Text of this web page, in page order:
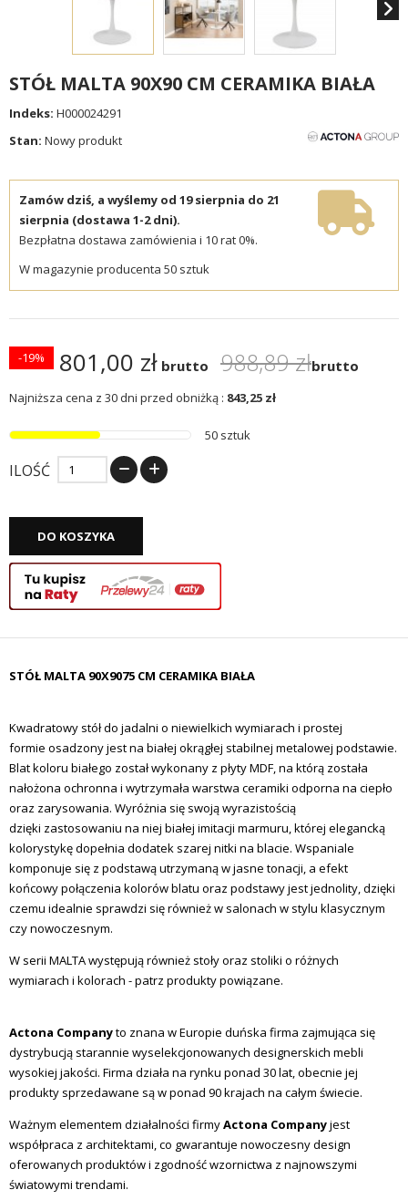
STÓŁ MALTA 90X90 CM CERAMIKA BIAŁA
Indeks: H000024291
Stan: Nowy produkt
Zamów dziś, a wyślemy od 19 sierpnia do 21
sierpnia (dostawa 1-2 dni).
Bezpłatna dostawa zamówienia i 10 rat 0%.
W magazynie producenta 50 sztuk
801,00 zł brutto 988,89 złbrutto
-19%
Najniższa cena z 30 dni przed obniżką : 843,25 zł
50 sztuk
ILOŚĆ
DO KOSZYKA
STÓŁ MALTA 90X9075 CM CERAMIKA BIAŁA
Kwadratowy stół do jadalni o niewielkich wymiarach i prostej
formie osadzony jest na białej okrągłej stabilnej metalowej podstawie.
Blat koloru białego został wykonany z płyty MDF, na którą została
nałożona ochronna i wytrzymała warstwa ceramiki odporna na ciepło
oraz zarysowania. Wyróżnia się swoją wyrazistością
dzięki zastosowaniu na niej białej imitacji marmuru, której elegancką
kolorystykę dopełnia dodatek szarej nitki na blacie. Wspaniale
komponuje się z podstawą utrzymaną w jasne tonacji, a efekt
końcowy połączenia kolorów blatu oraz podstawy jest jednolity, dzięki
czemu idealnie sprawdzi się również w salonach w stylu klasycznym
czy nowoczesnym.
W serii MALTA występują również stoły oraz stoliki o różnych
wymiarach i kolorach - patrz produkty powiązane.
Actona Companyto znana w Europie duńska firma zajmująca się
dystrybucją starannie wyselekcjonowanych designerskich mebli
wysokiej jakości. Firma działa na rynku ponad 30 lat, obecnie jej
produkty sprzedawane są w ponad 90 krajach na całym świecie.
Ważnym elementem działalności firmyActona Companyjest
współpraca z architektami, co gwarantuje nowoczesny design
oferowanych produktów i zgodność wzornictwa z najnowszymi
światowymi trendami.